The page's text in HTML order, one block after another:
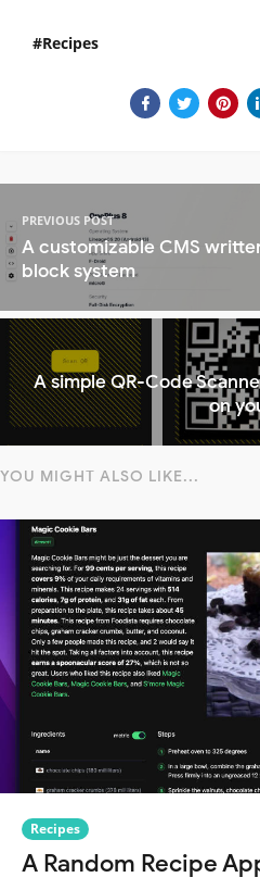
Recipes
PREVIOUS POST
A customizable CMS
block system
A simple QR-Code
on
YOU MIGHT ALSO LIKE...
Recipes
A Random Recipe